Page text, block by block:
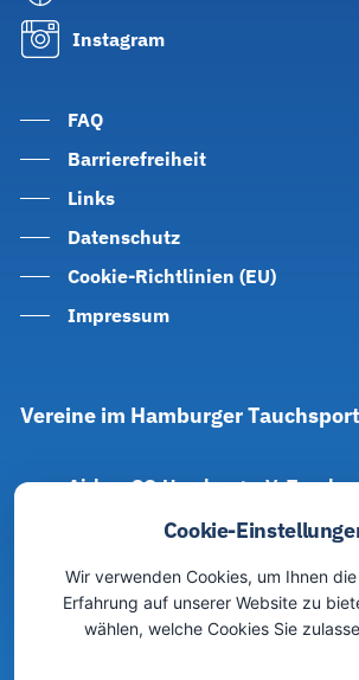
Instagram
FAQ
Barrierefreiheit
Links
Datenschutz
Cookie-Richtlinien (EU)
Impressum
Vereine im Hamburger
Airbus SG Hamburg e.V.
Alpha-Taucher Hamburg e. V.
DUC Hamburg e. V.
Freediver Hamburg e. V.
Cookie-
Wir verwenden Cookies, um Ihnen
Erfahrung auf unserer Website zu
wählen, welche Cookies Sie